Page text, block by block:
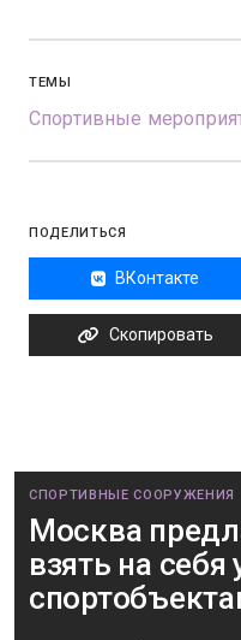
ТЕМЫ
Спортивные
ПОДЕЛИТЬСЯ
ВКонтакте
Скопировать
СПОРТИВНЫЕ СООРУЖЕНИЯ
Москва
взять на себя